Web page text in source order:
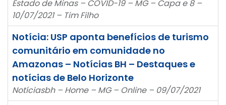
Estado de Minas – COVID-19 – MG – Capa e 8 –
10/07/2021 – Tim Filho
Notícia: USP aponta benefícios de turismo
comunitário em comunidade no
Amazonas – Notícias BH – Destaques e
notícias de Belo Horizonte
Notíciasbh – Home – MG – Online – 09/07/2021